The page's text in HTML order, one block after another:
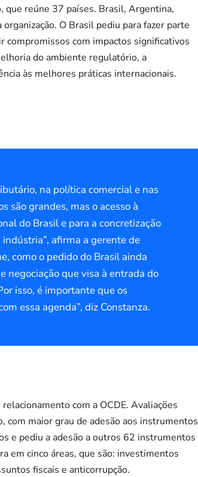
que reúne 37 países. Brasil, Argentina,
O Brasil pediu para fazer parte
compromissos com impactos significativos
do ambiente regulatório, a
às melhores práticas internacionais.
na política comercial e nas
são grandes, mas o acesso à
do Brasil e para a concretização
afirma a gerente de
como o pedido do Brasil ainda
negociação que visa à entrada do
isso, é importante que os
essa agenda”, diz Constanza.
com a OCDE. Avaliações
maior grau de adesão aos instrumentos
e pediu a adesão a outros 62 instrumentos
em cinco áreas, que são: investimentos
fiscais e anticorrupção.